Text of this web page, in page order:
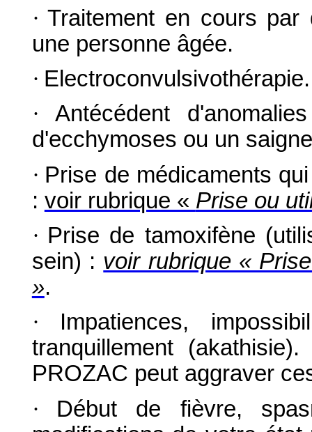
· Traitement en cours par
une personne âgée.
· Electroconvulsivothérapie.
·
Antécédent
d'ecchymoses ou un
· Prise de médicaments
: voir rubrique « Prise ou
· Prise de tamoxifène
sein) : voir rubrique «
».
·
Impatiences,
tranquillement
PROZAC peut aggraver
·
Début de fièvre,